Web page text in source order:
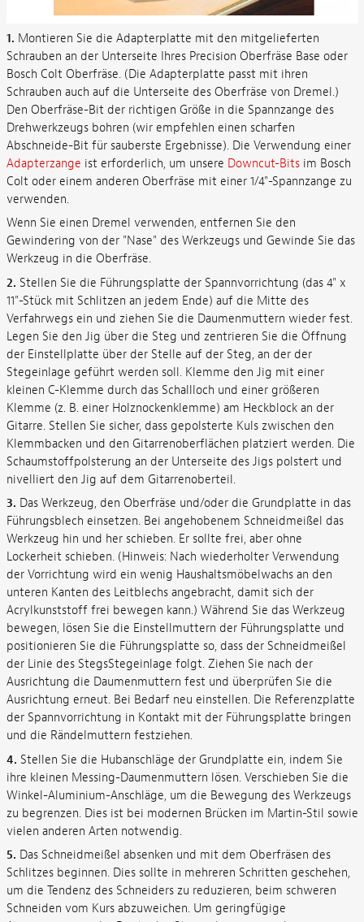
1. Montieren Sie die Adapterplatte mit den mitgelieferten
Schrauben an der Unterseite Ihres Precision Oberfräse Base oder
Bosch Colt Oberfräse. (Die Adapterplatte passt mit ihren
Schrauben auch auf die Unterseite des Oberfräse von Dremel.)
Den Oberfräse-Bit der richtigen Größe in die Spannzange des
Drehwerkzeugs bohren (wir empfehlen einen scharfen
Abschneide-Bit für sauberste Ergebnisse). Die Verwendung einer
Adapterzange ist erforderlich, um unsere Downcut-Bitsim Bosch
Colt oder einem anderen Oberfräse mit einer 1/4"-Spannzange zu
verwenden.
Wenn Sie einen Dremel verwenden, entfernen Sie den
Gewindering von der "Nase" des Werkzeugs und Gewinde Sie das
Werkzeug in die Oberfräse.
2. Stellen Sie die Führungsplatte der Spannvorrichtung (das 4" x
11"-Stück mit Schlitzen an jedem Ende) auf die Mitte des
Verfahrwegs ein und ziehen Sie die Daumenmuttern wieder fest.
Legen Sie den Jig über die Steg und zentrieren Sie die Öffnung
der Einstellplatte über der Stelle auf der Steg, an der der
Stegeinlage geführt werden soll. Klemme den Jig mit einer
kleinen C-Klemme durch das Schallloch und einer größeren
Klemme (z. B. einer Holznockenklemme) am Heckblock an der
Gitarre. Stellen Sie sicher, dass gepolsterte Kuls zwischen den
Klemmbacken und den Gitarrenoberflächen platziert werden. Die
Schaumstoffpolsterung an der Unterseite des Jigs polstert und
nivelliert den Jig auf dem Gitarrenoberteil.
3. Das Werkzeug, den Oberfräse und/oder die Grundplatte in das
Führungsblech einsetzen. Bei angehobenem Schneidmeißel das
Werkzeug hin und her schieben. Er sollte frei, aber ohne
Lockerheit schieben. (Hinweis: Nach wiederholter Verwendung
der Vorrichtung wird ein wenig Haushaltsmöbelwachs an den
unteren Kanten des Leitblechs angebracht, damit sich der
Acrylkunststoff frei bewegen kann.) Während Sie das Werkzeug
bewegen, lösen Sie die Einstellmuttern der Führungsplatte und
positionieren Sie die Führungsplatte so, dass der Schneidmeißel
der Linie des StegsStegeinlage folgt. Ziehen Sie nach der
Ausrichtung die Daumenmuttern fest und überprüfen Sie die
Ausrichtung erneut. Bei Bedarf neu einstellen. Die Referenzplatte
der Spannvorrichtung in Kontakt mit der Führungsplatte bringen
und die Rändelmuttern festziehen.
4. Stellen Sie die Hubanschläge der Grundplatte ein, indem Sie
ihre kleinen Messing-Daumenmuttern lösen. Verschieben Sie die
Winkel-Aluminium-Anschläge, um die Bewegung des Werkzeugs
zu begrenzen. Dies ist bei modernen Brücken im Martin-Stil sowie
vielen anderen Arten notwendig.
5. Das Schneidmeißel absenken und mit dem Oberfräsen des
Schlitzes beginnen. Dies sollte in mehreren Schritten geschehen,
um die Tendenz des Schneiders zu reduzieren, beim schweren
Schneiden vom Kurs abzuweichen. Um geringfügige